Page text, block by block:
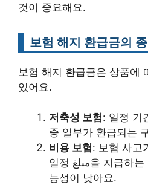
것이 중요해요.
보험 해지 환급금의
보험 해지 환급금은 상품에
있어요.
저축성 보험: 일정 기
중 일부가 환급되는
비용 보험: 보험 사고
일정 مبلغ을 지급하는 구조로, 해지시 환급 가
능성이 낮아요.